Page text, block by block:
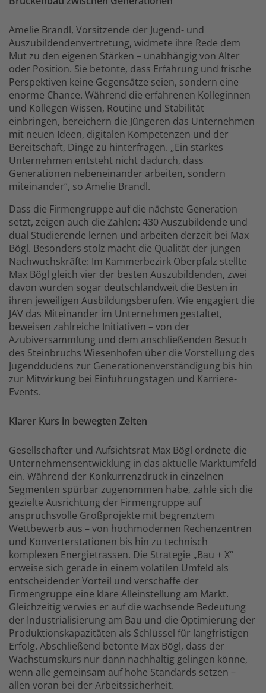
Amelie Brandl, Vorsitzende der Jugend- und
Auszubildendenvertretung, widmete ihre Rede dem
Mut zu den eigenen Stärken – unabhängig von Alter
oder Position. Sie betonte, dass Erfahrung und frische
Perspektiven keine Gegensätze seien, sondern eine
enorme Chance. Während die erfahrenen Kolleginnen
und Kollegen Wissen, Routine und Stabilität
einbringen, bereichern die Jüngeren das Unternehmen
mit neuen Ideen, digitalen Kompetenzen und der
Bereitschaft, Dinge zu hinterfragen. „Ein starkes
Unternehmen entsteht nicht dadurch, dass
Generationen nebeneinander arbeiten, sondern
miteinander“, so Amelie Brandl.
Dass die Firmengruppe auf die nächste Generation
setzt, zeigen auch die Zahlen: 430 Auszubildende und
dual Studierende lernen und arbeiten derzeit bei Max
Bögl. Besonders stolz macht die Qualität der jungen
Nachwuchskräfte: Im Kammerbezirk Oberpfalz stellte
Max Bögl gleich vier der besten Auszubildenden, zwei
davon wurden sogar deutschlandweit die Besten in
ihren jeweiligen Ausbildungsberufen. Wie engagiert die
JAV das Miteinander im Unternehmen gestaltet,
beweisen zahlreiche Initiativen – von der
Azubiversammlung und dem anschließenden Besuch
des Steinbruchs Wiesenhofen über die Vorstellung des
Jugenddudens zur Generationenverständigung bis hin
zur Mitwirkung bei Einführungstagen und Karriere-
Events.
Klarer Kurs in bewegten Zeiten
Gesellschafter und Aufsichtsrat Max Bögl ordnete die
Unternehmensentwicklung in das aktuelle Marktumfeld
ein. Während der Konkurrenzdruck in einzelnen
Segmenten spürbar zugenommen habe, zahle sich die
gezielte Ausrichtung der Firmengruppe auf
anspruchsvolle Großprojekte mit begrenztem
Wettbewerb aus – von hochmodernen Rechenzentren
und Konverterstationen bis hin zu technisch
komplexen Energietrassen. Die Strategie „Bau + X“
erweise sich gerade in einem volatilen Umfeld als
entscheidender Vorteil und verschaffe der
Firmengruppe eine klare Alleinstellung am Markt.
Gleichzeitig verwies er auf die wachsende Bedeutung
der Industrialisierung am Bau und die Optimierung der
Produktionskapazitäten als Schlüssel für langfristigen
Erfolg. Abschließend betonte Max Bögl, dass der
Wachstumskurs nur dann nachhaltig gelingen könne,
wenn alle gemeinsam auf hohe Standards setzen –
allen voran bei der Arbeitssicherheit.